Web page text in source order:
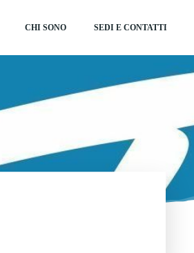
CHI SONO SEDI E CONTATTI